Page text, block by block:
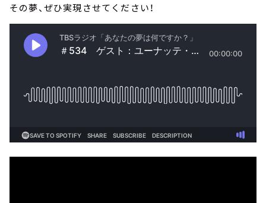
その夢、ぜひ実現させてください！